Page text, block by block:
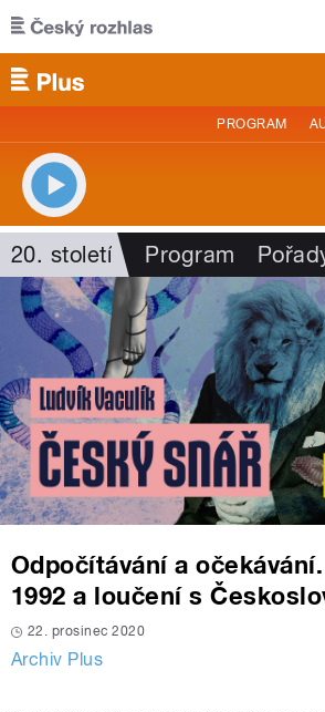
Přejít k hlavnímu obsahu
PROGRAM
20. století Program
Odpočítávání a
1992 a loučení s
22. prosinec 2020
Archiv Plus